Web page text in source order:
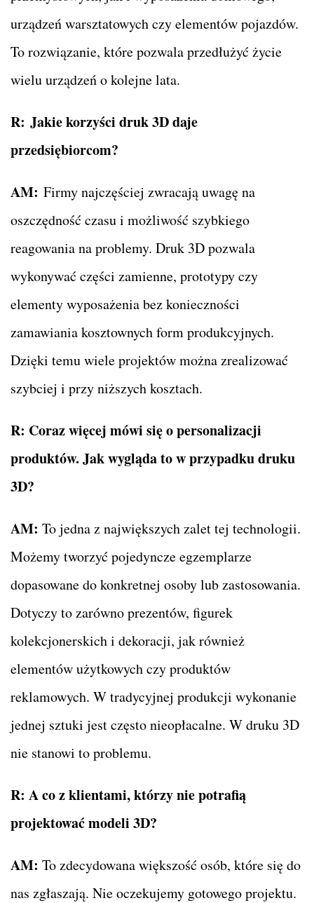
urządzeń warsztatowych czy elementów pojazdów.
To rozwiązanie, które pozwala przedłużyć życie
wielu urządzeń o kolejne lata.
R: Jakie korzyści druk 3D daje
przedsiębiorcom?
AM: Firmy najczęściej zwracają uwagę na
oszczędność czasu i możliwość szybkiego
reagowania na problemy. Druk 3D pozwala
wykonywać części zamienne, prototypy czy
elementy wyposażenia bez konieczności
zamawiania kosztownych form produkcyjnych.
Dzięki temu wiele projektów można zrealizować
szybciej i przy niższych kosztach.
R: Coraz więcej mówi się o personalizacji
produktów. Jak wygląda to w przypadku druku
3D?
AM: To jedna z największych zalet tej technologii.
Możemy tworzyć pojedyncze egzemplarze
dopasowane do konkretnej osoby lub zastosowania.
Dotyczy to zarówno prezentów, figurek
kolekcjonerskich i dekoracji, jak również
elementów użytkowych czy produktów
reklamowych. W tradycyjnej produkcji wykonanie
jednej sztuki jest często nieopłacalne. W druku 3D
nie stanowi to problemu.
R: A co z klientami, którzy nie potrafią
projektować modeli 3D?
AM: To zdecydowana większość osób, które się do
nas zgłaszają. Nie oczekujemy gotowego projektu.